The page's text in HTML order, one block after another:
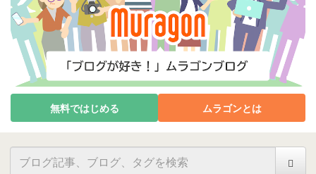
無料ではじめる ムラゴンとは